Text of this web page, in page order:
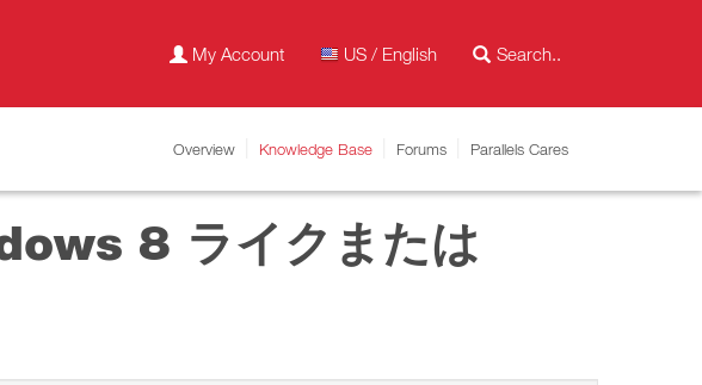
My Account US / English
Overview Knowledge Base Forums Parallels Cares
8 ライクまたは